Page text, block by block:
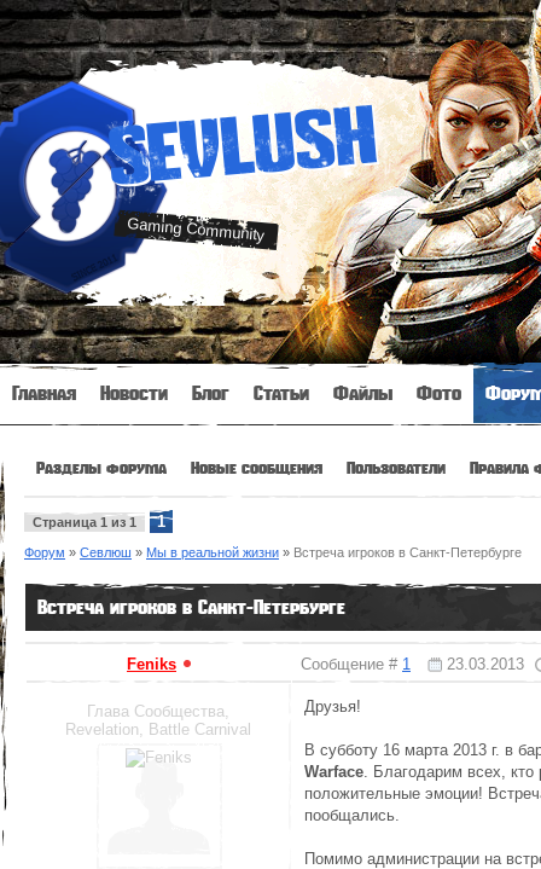
SEVLUSH
Gaming Community
Главная Новости Блог Статьи Файлы Фото
Разделы форума Новые сообщения Пользователи Правила
Страница 1 из 1 1
Форум » Севлюш » Мы в реальной жизни » Встреча игроков в Санкт-Петербурге
Встреча игроков в Санкт-Петербурге
Feniks Сообщение # 1 23.03.2013
Глава Сообщества,
Revelation, Battle Carnival
Друзья!
В субботу 16 марта 2013 г. в
Warface. Благодарим всех,
положительные эмоции!
пообщались.
Помимо администрации на